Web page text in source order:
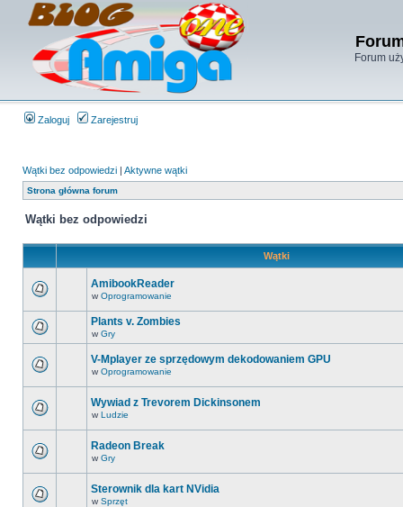
Forum
Zaloguj Zarejestruj
Wątki bez odpowiedzi | Aktywne wątki
Strona główna forum
Wątki bez odpowiedzi
Wątki
AmibookReader
w Oprogramowanie
Plants v. Zombies
w Gry
V-Mplayer ze sprzędowym dekodowaniem GPU
w Oprogramowanie
Wywiad z Trevorem Dickinsonem
w Ludzie
Radeon Break
w Gry
Sterownik dla kart NVidia
w Sprzęt